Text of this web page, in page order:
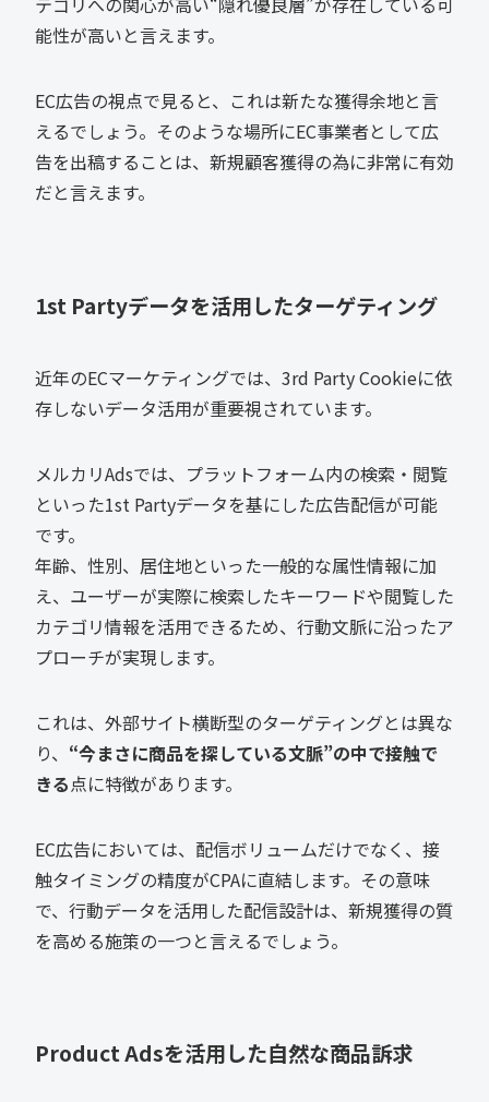
能性が高いと言えます。
EC広告の視点で見ると、これは新たな獲得余地と言
えるでしょう。そのような場所にEC事業者として広
告を出稿することは、新規顧客獲得の為に非常に有効
だと言えます。
1st Partyデータを活用したターゲティング
近年のECマーケティングでは、3rd Party Cookieに依
存しないデータ活用が重要視されています。
メルカリAdsでは、プラットフォーム内の検索・閲覧
といった1st Partyデータを基にした広告配信が可能
です。
年齢、性別、居住地といった一般的な属性情報に加
え、ユーザーが実際に検索したキーワードや閲覧した
カテゴリ情報を活用できるため、行動文脈に沿ったア
プローチが実現します。
これは、外部サイト横断型のターゲティングとは異な
り、 “今まさに商品を探している文脈”の中で接触で
きる点に特徴があります。
EC広告においては、配信ボリュームだけでなく、接
触タイミングの精度がCPAに直結します。その意味
で、行動データを活用した配信設計は、新規獲得の質
を高める施策の一つと言えるでしょう。
Product Adsを活用した自然な商品訴求